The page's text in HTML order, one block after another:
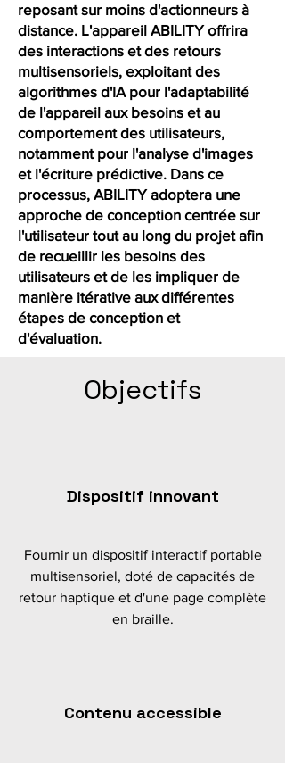
reposant sur moins d'actionneurs à
distance. L'appareil ABILITY offrira
des interactions et des retours
multisensoriels, exploitant des
algorithmes d'IA pour l'adaptabilité
de l'appareil aux besoins et au
comportement des utilisateurs,
notamment pour l'analyse d'images
et l'écriture prédictive. Dans ce
processus, ABILITY adoptera une
approche de conception centrée sur
l'utilisateur tout au long du projet afin
de recueillir les besoins des
utilisateurs et de les impliquer de
manière itérative aux différentes
étapes de conception et
d'évaluation.
Objectifs
Dispositif innovant
Fournir un dispositif interactif portable
multisensoriel, doté de capacités de
retour haptique et d'une page complète
en braille.
Contenu accessible